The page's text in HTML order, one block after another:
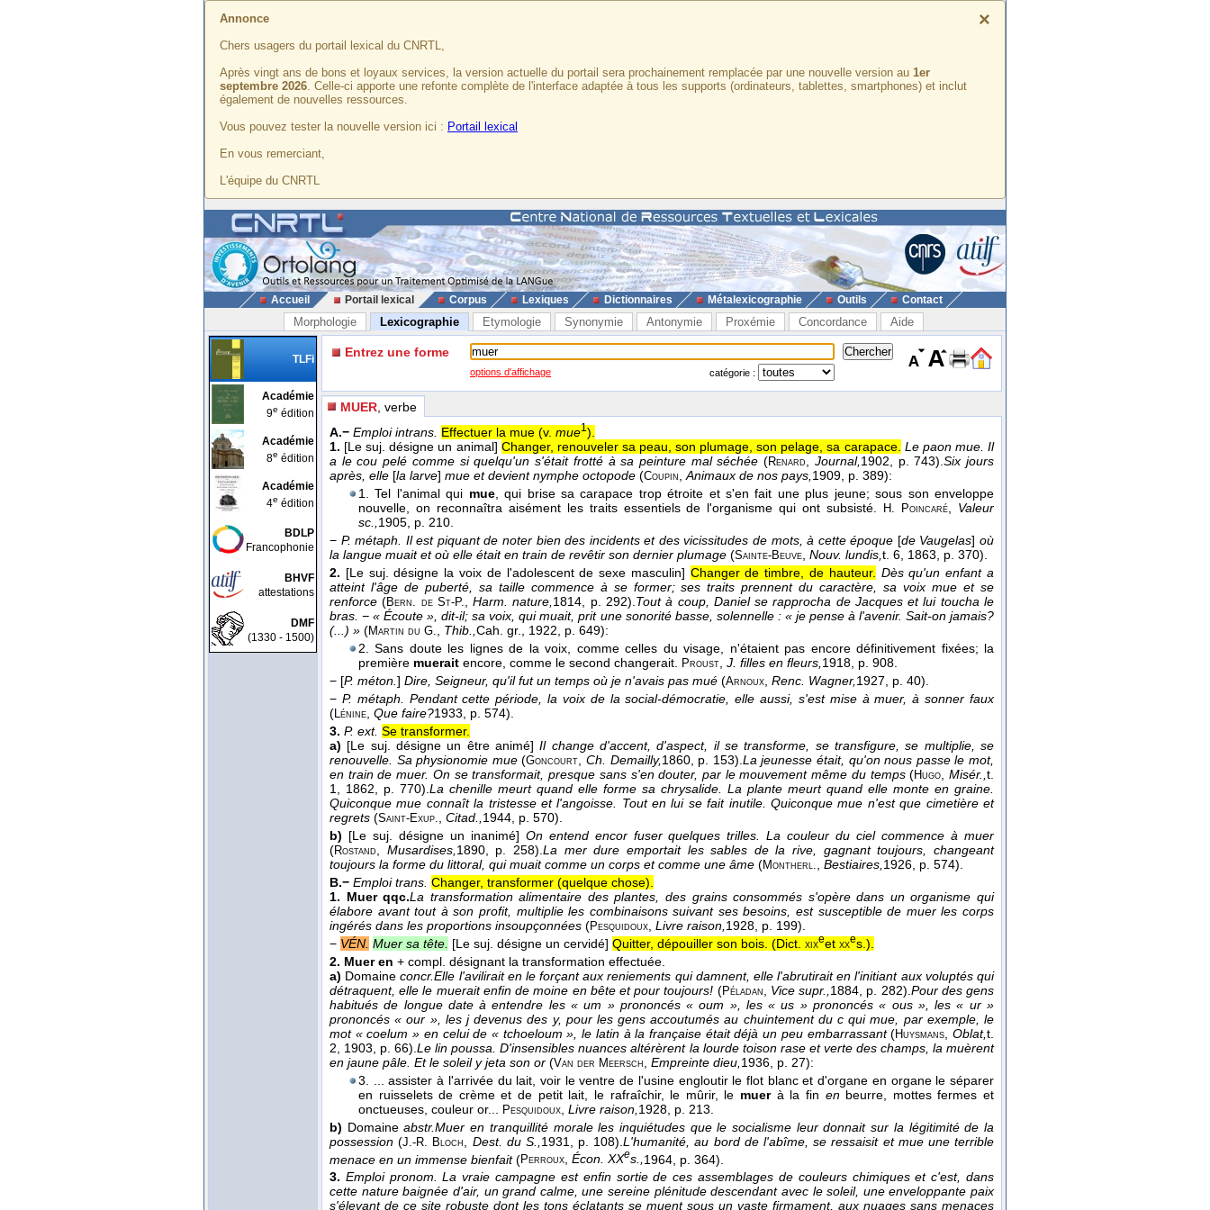
×
Annonce
Chers usagers du portail lexical du CNRTL,
Après vingt ans de bons et loyaux services, la version actuelle du portail sera prochainement remplacée par une nouvelle version au 1er
septembre 2026. Celle-ci apporte une refonte complète de l'interface adaptée à tous les supports (ordinateurs, tablettes, smartphones) et inclut
également de nouvelles ressources.
Vous pouvez tester la nouvelle version ici : Portail lexical
En vous remerciant,
L'équipe du CNRTL
Accueil Portail lexical Corpus Lexiques Dictionnaires Métalexicographie Outils Contact
Morphologie Lexicographie Etymologie Synonymie Antonymie Proxémie Concordance Aide
TLFi
Académie
9e édition
Académie
8e édition
Académie
4e édition
BDLP
Francophonie
BHVF
attestations
DMF
(1330 - 1500)
Entrez une forme
options d'affichage catégorie :
MUER , verbe
A.− Emploi intrans. Effectuer la mue (v. mue1).
1. [Le suj. désigne un animal] Changer, renouveler sa peau, son plumage, son pelage, sa carapace. Le paon mue. Il
a le cou pelé comme si quelqu'un s'était frotté à sa peinture mal séchée (Renard Journal, 1902 , p. 743).Six jours
après, elle [la larve] mue et devient nymphe octopode (Coupin Animaux de nos pays, 1909 , p. 389):
1. Tel l'animal qui mue, qui brise sa carapace trop étroite et s'en fait une plus jeune; sous son enveloppe
nouvelle, on reconnaîtra aisément les traits essentiels de l'organisme qui ont subsisté.
H. Poincaré
Valeur
sc., 1905 , p. 210.
− P. métaph. Il est piquant de noter bien des incidents et des vicissitudes de mots, à cette époque [de Vaugelas]où
la langue muait et où elle était en train de revêtir son dernier plumage (Sainte-Beuve Nouv. lundis, t. 6 , 1863 , p. 370).
2. [Le suj. désigne la voix de l'adolescent de sexe masculin] Changer de timbre, de hauteur. Dès qu'un enfant a
atteint l'âge de puberté, sa taille commence à se former; ses traits prennent du caractère, sa voix mue et se
renforce (Bern. de St-P. ,Harm. nature, 1814 , p. 292). Tout à coup, Daniel se rapprocha de Jacques et lui toucha le
bras. − « Écoute », dit-il; sa voix, qui muait, prit une sonorité basse, solennelle : « je pense à l'avenir. Sait-on jamais?
(...) » (Martin du G. Thib., Cah. gr. , 1922 , p. 649):
2. Sans doute les lignes de la voix, comme celles du visage, n'étaient pas encore définitivement fixées; la
première muerait encore, comme le second changerait. Proust J. filles en fleurs, 1918 , p. 908.
− [P. méton. ] Dire, Seigneur, qu'il fut un temps où je n'avais pas mué (Arnoux Renc. Wagner, 1927 , p. 40).
− P. métaph.
Pendant cette période, la voix de la social-démocratie, elle aussi, s'est mise à muer, à sonner faux
(Lénine Que faire?1933 , p. 574).
3. P. ext. Se transformer.
a) [Le suj. désigne un être animé] Il change d'accent, d'aspect, il se transforme, se transfigure, se multiplie, se
renouvelle. Sa physionomie mue(Goncourt ,Ch. Demailly,1860, p. 153). La jeunesse était, qu'on nous passe le mot,
en train de muer. On se transformait, presque sans s'en douter, par le mouvement même du temps(Hugo ,Misér.,t.
1
, 1862 , p. 770). La chenille meurt quand elle forme sa chrysalide. La plante meurt quand elle monte en graine.
Quiconque mue connaît la tristesse et l'angoisse. Tout en lui se fait inutile. Quiconque mue n'est que cimetière et
regrets (Saint-Exup. Citad., 1944 , p. 570).
b) [Le suj. désigne un inanimé] On entend encor fuser quelques trilles. La couleur du ciel commence à muer
(Rostand Musardises, 1890, p. 258). La mer dure emportait les sables de la rive, gagnant toujours, changeant
toujours la forme du littoral, qui muait comme un corps et comme une âme (Montherl. Bestiaires, 1926 , p. 574).
B.− Emploi trans. Changer, transformer (quelque chose).
1. Muer qqc.La transformation alimentaire des plantes, des grains consommés s'opère dans un organisme qui
élabore avant tout à son profit, multiplie les combinaisons suivant ses besoins, est susceptible de muer les corps
ingérés dans les proportions insoupçonnées (Pesquidoux Livre raison, 1928 , p. 199).
− VÉN. Muer sa tête. [Le suj. désigne un cervidé] Quitter, dépouiller son bois. (Dict. xixeet xxes. ).
2. Muer en + compl. désignant la transformation effectuée.
a) Domaineconcr.Elle l'avilirait en le forçant aux reniements qui damnent, elle l'abrutirait en l'initiant aux voluptés qui
détraquent, elle le muerait enfin de moine en bête et pour toujours! (Péladan Vice supr., 1884 , p. 282). Pour des gens
habitués de longue date à entendre les « um » prononcés « oum », les « us » prononcés « ous », les « ur »
prononcés « our », les j devenus des y, pour les gens accoutumés au chuintement du c qui mue, par exemple, le
mot « coelum » en celui de « tchoeloum », le latin à la française était déjà un peu embarrassant(Huysmans ,Oblat,t.
2 , 1903 , p. 66).Le lin poussa. D'insensibles nuances altérèrent la lourde toison rase et verte des champs, la muèrent
en jaune pâle. Et le soleil y jeta son or (Van der Meersch Empreinte dieu, 1936 , p. 27):
3. ... assister à l'arrivée du lait, voir le ventre de l'usine engloutir le flot blanc et d'organe en organe le séparer
en ruisselets de crème et de petit lait, le rafraîchir, le mûrir, le muerà la fin enbeurre, mottes fermes et
onctueuses, couleur or...
Pesquidoux Livre raison, 1928 , p. 213.
b) Domaineabstr.Muer en tranquillité morale les inquiétudes que le socialisme leur donnait sur la légitimité de la
possession(J.-R. Bloch Dest. du S., 1931 , p. 108).L'humanité, au bord de l'abîme, se ressaisit et mue une terrible
menace en un immense bienfait(Perroux, Écon. XXes.,1964 , p. 364).
3. Emploi pronom. La vraie campagne est enfin sortie de ces assemblages de couleurs chimiques et c'est, dans
cette nature baignée d'air, un grand calme, une sereine plénitude descendant avec le soleil, une enveloppante paix
s'élevant de ce site robuste dont les tons éclatants se muent sous un vaste firmament, aux nuages sans menaces